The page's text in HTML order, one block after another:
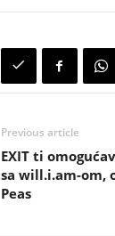
Previous article
EXIT ti
sa will.i.am-om,
Peas